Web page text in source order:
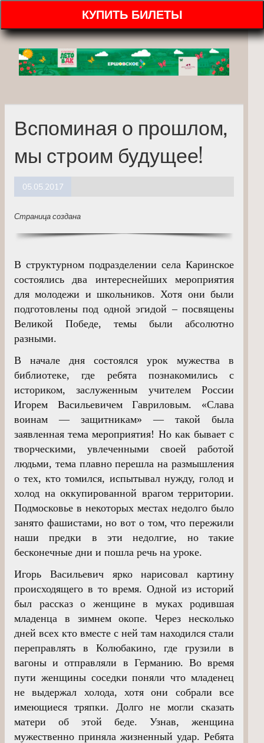
КУПИТЬ БИЛЕТЫ
Вспоминая о прошлом,
мы строим будущее!
05.05.2017
Страница создана
В структурном подразделении села Каринское
состоялись два интереснейших мероприятия
для молодежи и школьников. Хотя они были
подготовлены под одной эгидой – посвящены
Великой Победе, темы были абсолютно
разными.
В начале дня состоялся урок мужества в
библиотеке, где ребята познакомились с
историком, заслуженным учителем России
Игорем Васильевичем Гавриловым. «Слава
воинам — защитникам» — такой была
заявленная тема мероприятия! Но как бывает с
творческими, увлеченными своей работой
людьми, тема плавно перешла на размышления
о тех, кто томился, испытывал нужду, голод и
холод на оккупированной врагом территории.
Подмосковье в некоторых местах недолго было
занято фашистами, но вот о том, что пережили
наши предки в эти недолгие, но такие
бесконечные дни и пошла речь на уроке.
Игорь Васильевич ярко нарисовал картину
происходящего в то время. Одной из историй
был рассказ о женщине в муках родившая
младенца в зимнем окопе. Через несколько
дней всех кто вместе с ней там находился стали
переправлять в Колюбакино, где грузили в
вагоны и отправляли в Германию. Во время
пути женщины соседки поняли что младенец
не выдержал холода, хотя они собрали все
имеющиеся тряпки. Долго не могли сказать
матери об этой беде. Узнав, женщина
мужественно приняла жизненный удар. Ребята